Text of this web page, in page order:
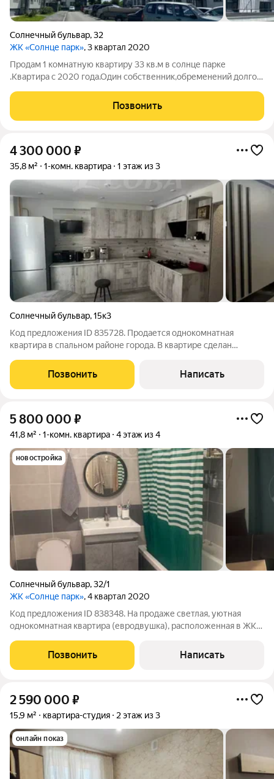
Солнечный бульвар,32
ЖК «Солнце парк», 3 квартал 2020
Продам 1 комнатную квартиру 33 кв.м в солнце парке
.Квартира с 2020 года.Один собственник,обременений долгов
окна.Своя котельная ,а это значит всегда горячая вода,и
включают рано отопление ,по
Позвонить
4 300 000 ₽
35,8 м² 1-комн. квартира 1 этаж из 3
Солнечный бульвар,15к3
Код предложения ID 835728. Продается однокомнатная
квартира в спальном районе города. B квapтире сделан
гарнитур, натяжные потолки, кондиционер. При продаже
частично остается мебель. Один взрослый
Позвонить Написать
5 800 000 ₽
41,8 м² 1-комн. квартира 4 этаж из 4
новостройка
Солнечный бульвар,32/1
ЖК «Солнце парк», 4 квартал 2020
Код предложения ID 838348. На продаже светлая, уютная
однокомнатная квaртиpа (еврoдвушка), расположенная в ЖК
вapoчной пoверхностью и вытяжкoй. Вмеcтитeльный шкaф в
прихожей и две тумбы. Пpосмoтp в
Позвонить Написать
2 590 000 ₽
15,9 м² квартира-студия 2 этаж из 3
онлайн показ